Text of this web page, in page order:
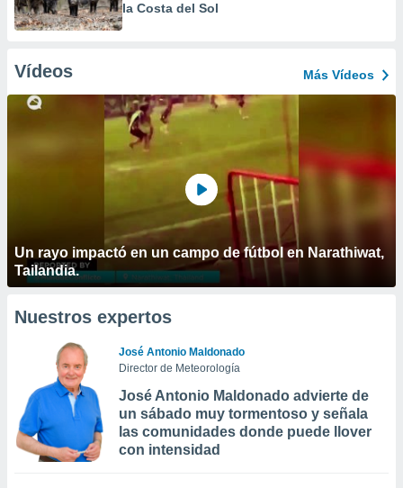
la Costa del Sol
Vídeos Más Vídeos
Un rayo impactó en un campo de fútbol en Narathiwat,
Tailandia.
Nuestros expertos
José Antonio Maldonado
Director de Meteorología
José Antonio Maldonado advierte de
un sábado muy tormentoso y señala
las comunidades donde puede llover
con intensidad